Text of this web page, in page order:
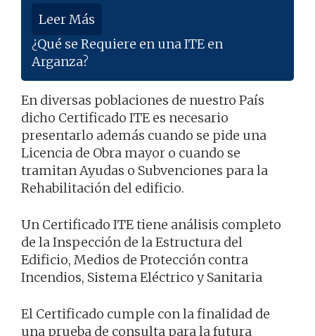
Leer Más
¿Qué se Requiere en una ITE en
Arganza?
En diversas poblaciones de nuestro País
dicho Certificado ITE es necesario
presentarlo además cuando se pide una
Licencia de Obra mayor o cuando se
tramitan Ayudas o Subvenciones para la
Rehabilitación del edificio.
Un Certificado ITE tiene análisis completo
de la Inspección de la Estructura del
Edificio, Medios de Protección contra
Incendios, Sistema Eléctrico y Sanitaria
El Certificado cumple con la finalidad de
una prueba de consulta para la futura